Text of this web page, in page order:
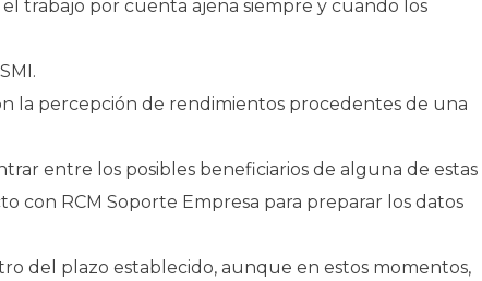
trabajo por cuenta ajena siempre y cuando los
la percepción de rendimientos procedentes de una
entre los posibles beneficiarios de alguna de estas
con RCM Soporte Empresa para preparar los datos
del plazo establecido, aunque en estos momentos,